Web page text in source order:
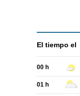
El tiempo el
00 h
01 h